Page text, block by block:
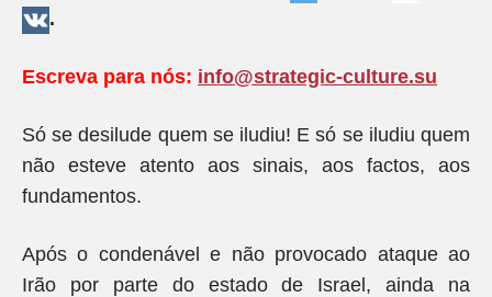
.
Escreva para nós: info@strategic-culture.su
Só se desilude quem se iludiu! E só se iludiu quem
não esteve atento aos sinais, aos factos, aos
fundamentos.
Após o condenável e não provocado ataque ao
Irão por parte do estado de Israel, ainda na